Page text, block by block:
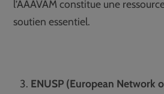
l’AAAVAM constitue une
soutien essentiel.
ENUSP (European Network